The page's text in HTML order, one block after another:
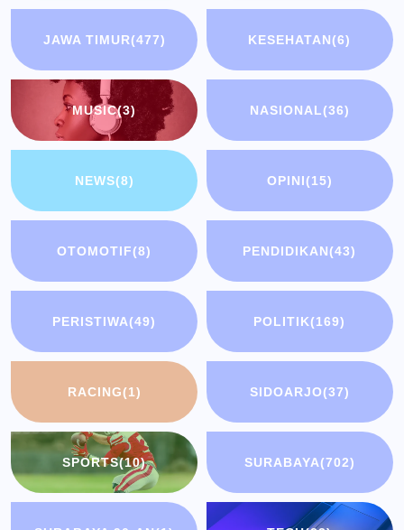
JAWA TIMUR(477) KESEHATAN(6)
MUSIC(3) NASIONAL(36)
NEWS(8) OPINI(15)
OTOMOTIF(8) PENDIDIKAN(43)
PERISTIWA(49) POLITIK(169)
RACING(1) SIDOARJO(37)
SPORTS(10) SURABAYA(702)